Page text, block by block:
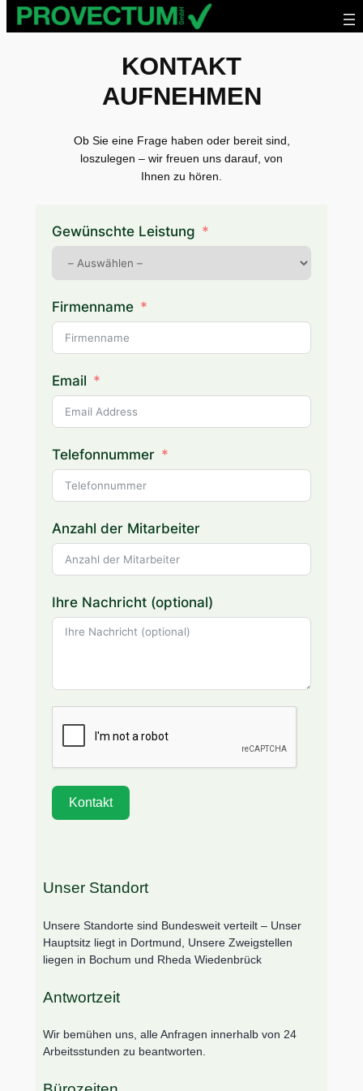
Skip
KONTAKT
AUFNEHMEN
Ob Sie eine Frage haben oder bereit sind,
loszulegen – wir freuen uns darauf, von
Ihnen zu hören.
Gewünschte Leistung
Firmenname
Email
Telefonnummer
Anzahl der Mitarbeiter
Ihre Nachricht (optional)
Kontakt
Unser Standort
Unsere Standorte sind Bundesweit verteilt – Unser
Hauptsitz liegt in Dortmund, Unsere Zweigstellen
liegen in Bochum und Rheda Wiedenbrück
Antwortzeit
Wir bemühen uns, alle Anfragen innerhalb von 24
Arbeitsstunden zu beantworten.